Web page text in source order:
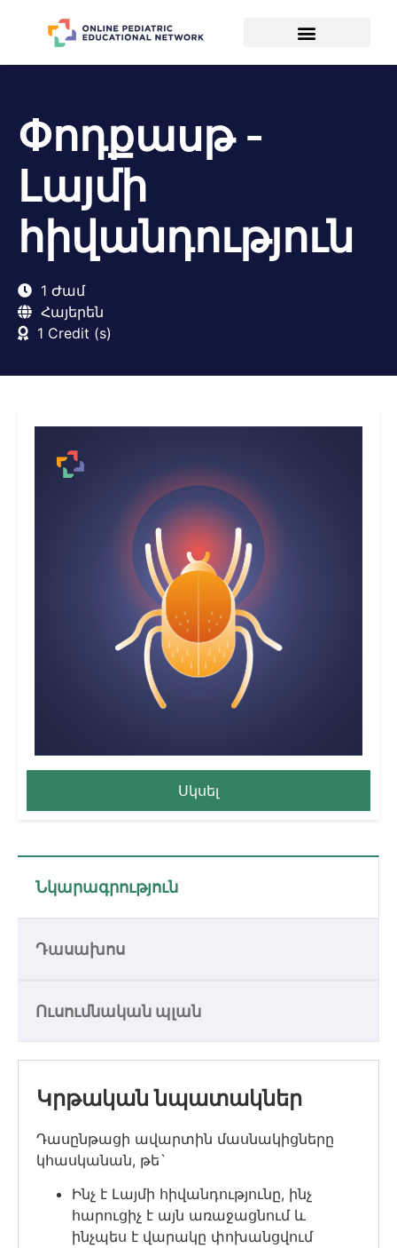
Փոդքասթ -
Լայմի
հիվանդություն
1 Ժամ
Հայերեն
1 Credit (s)
Նկարագրություն
Դասախոս
Ուսումնական պլան
Կրթական նպատակներ
Դասընթացի ավարտին մասնակիցները
կհասկանան, թե`
Ինչ է Լայմի հիվանդությունը, ինչ
հարուցիչ է այն առաջացնում և
ինչպես է վարակը փոխանցվում
Սկսել